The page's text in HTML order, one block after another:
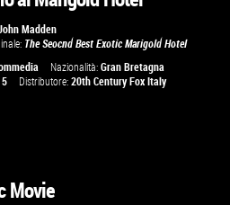
Madden
The Seocnd Best Exotic Marigold Hotel
Nazionalità:Gran Bretagna
Distributore:20th Century Fox Italy
Movie